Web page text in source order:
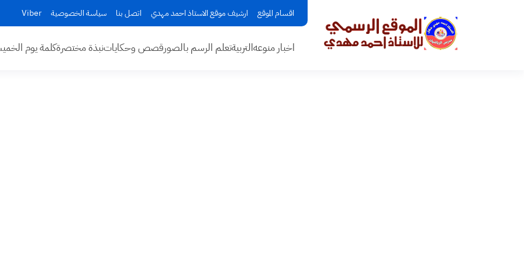
اقسام الموقع ارشيف موقع الاستاذ احمد مهدي اتصل بنا سياسة الخصوصية Viber
اخبار منوعهالتربيةتعلم الرسم بالصورقصص وحكاياتنبذة مختصرةكلمة يوم